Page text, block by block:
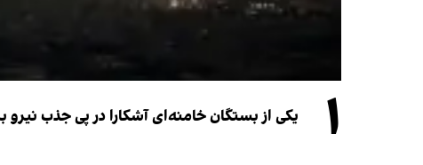
۱ یکی از بستگان خامنه‌ای آشکارا در پی جذب